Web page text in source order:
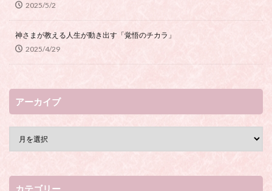
2025/5/2
神さまが教える人生が動き出す「覚悟のチカラ」
2025/4/29
アーカイブ
カテゴリー